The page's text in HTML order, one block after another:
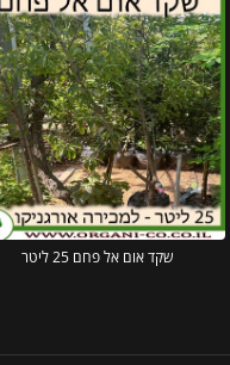
שקד אום אל פחם 25 ליטר